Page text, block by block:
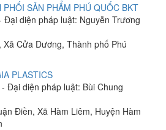
SẢN PHẨM PHÚ QUỐC BKT
Đại diện pháp luật: Nguyễn Trương
Cửa Dương, Thành phố Phú
PLASTICS
- Đại diện pháp luật: Bùi Chung
Điền, Xã Hàm Liêm, Huyện Hàm